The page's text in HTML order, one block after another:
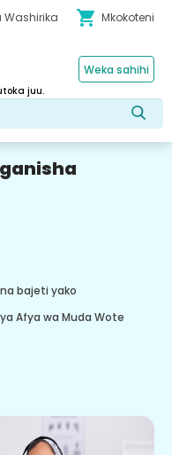
Washirika shopping_cart Mkokoteni
juu.
Weka sahihi
bajeti yako
Afya wa Muda Wote